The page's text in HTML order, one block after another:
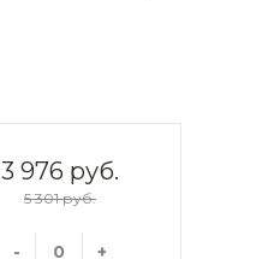
3 976 руб.
5 301 руб.
- +